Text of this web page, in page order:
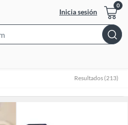
Inicia sesión
Bar
Resultados (213)